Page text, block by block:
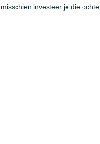
investeer je die